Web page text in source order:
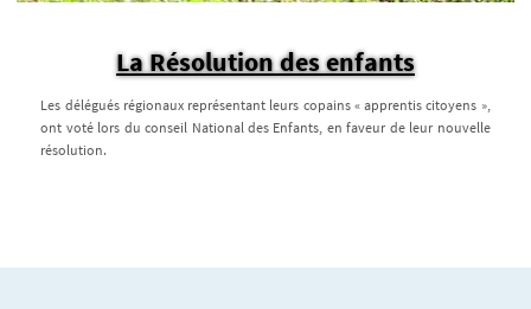
La Résolution des enfants
Les délégués régionaux représentant leurs copains « apprentis citoyens »,
ont voté lors du conseil National des Enfants, en faveur de leur nouvelle
résolution.